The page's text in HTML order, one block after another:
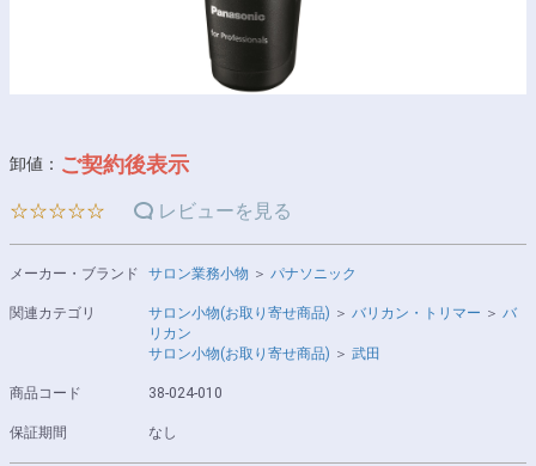
卸値： ご契約後表示
☆☆☆☆☆ レビューを見る
メーカー・ブランド サロン業務小物 ＞ パナソニック
関連カテゴリ サロン小物(お取り寄せ商品) ＞ バリカン・トリマー ＞ バ
リカン
サロン小物(お取り寄せ商品) ＞ 武田
商品コード 38-024-010
保証期間 なし